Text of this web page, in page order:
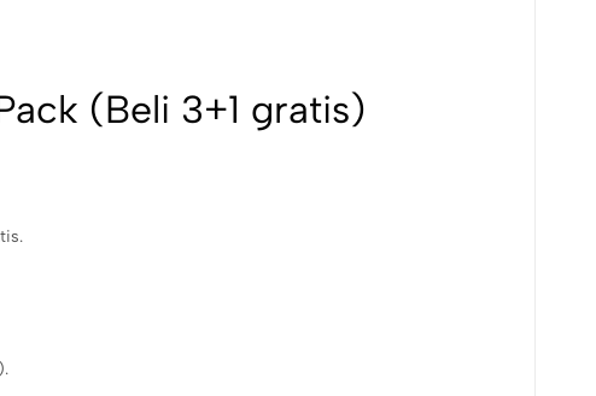
(Beli 3+1 gratis)